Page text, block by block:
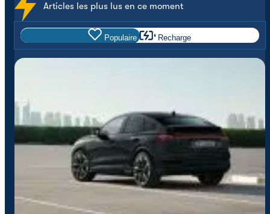
Articles les plus lus en ce moment
Populaire Recharge